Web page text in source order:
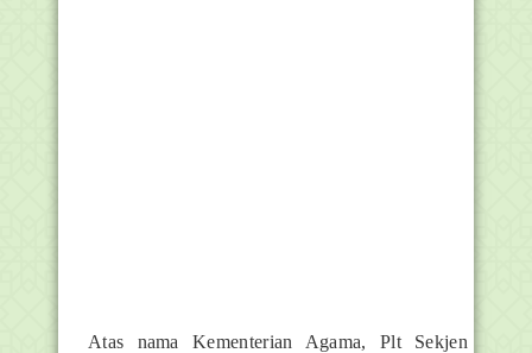
Atas nama Kementerian Agama, Plt Sekjen